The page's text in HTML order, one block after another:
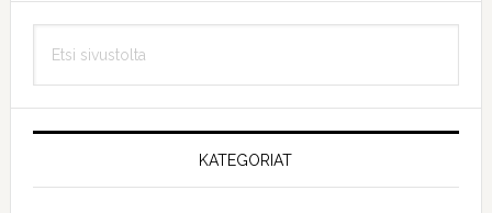
Ensisijainen
sivupalkki
sivustolta
KATEGORIAT